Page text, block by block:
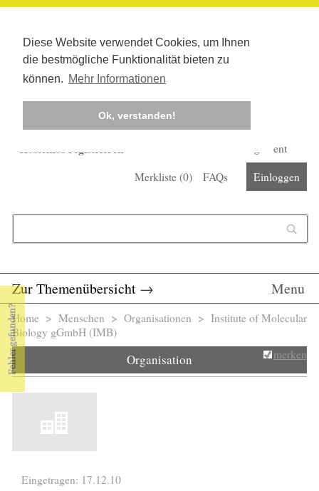
Diese Website verwendet Cookies, um Ihnen
die bestmögliche Funktionalität bieten zu
können. Mehr Informationen
Ok, verstanden!
Kostenlos registrieren
Corona-Management
Merkliste (0) FAQs Einloggen
Zur Themenübersicht → Menu
Sie sind hier
Home > Menschen > Organisationen > Institute of Molecular
Biology gGmbH (IMB)
Organisation merken
Eingetragen: 17.12.10